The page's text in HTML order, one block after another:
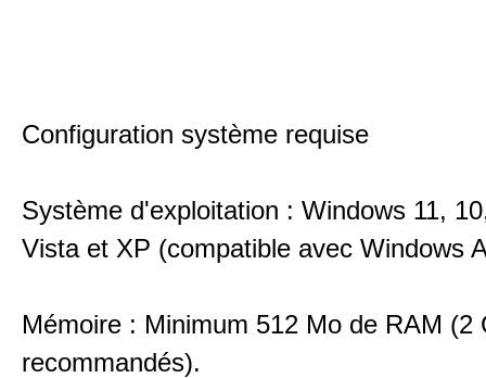
Configuration système requise
Système d'exploitation : Windows 11,
Vista et XP (compatible avec Windows
Mémoire : Minimum 512 Mo de RAM (2
recommandés).